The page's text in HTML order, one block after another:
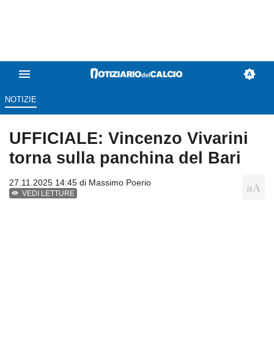
NOTIZIE
UFFICIALE: Vincenzo Vivarini
torna sulla panchina del Bari
27.11.2025 14:45 di Massimo Poerio
VEDI LETTURE